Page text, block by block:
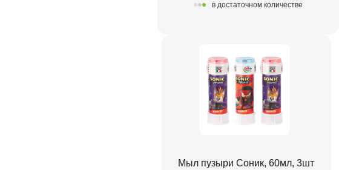
в достаточном количестве
Мыл пузыри Соник, 60мл, 3шт